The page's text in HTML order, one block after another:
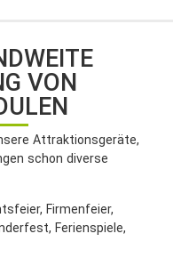
VON
Attraktionsgeräte,
schon diverse
Firmenfeier,
Ferienspiele,